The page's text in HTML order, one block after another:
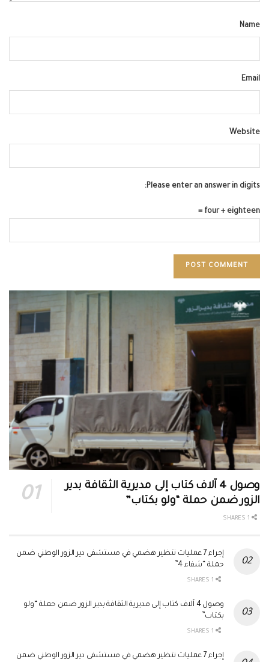
Name
Email
Website
Please enter an answer in digits:
four + eighteen =
وصول 4 آلاف كتاب إلى مديرية الثقافة بدير
الزور ضمن حملة “ولو بكتاب”
إجراء 7 عمليات تنظير هضمي في مستشفى دير الزور الوطني ضمن
حملة “شفاء 4”
وصول 4 آلاف كتاب إلى مديرية الثقافة بدير الزور ضمن حملة “ولو
بكتاب”
إجراء 7 عمليات تنظير هضمي في مستشفى دير الزور الوطني ضمن